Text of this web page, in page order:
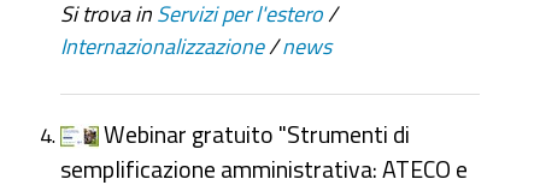
Si trova in Servizi per l'estero /
Internazionalizzazione /news
Webinar gratuito "Strumenti di
semplificazione amministrativa: ATECO e